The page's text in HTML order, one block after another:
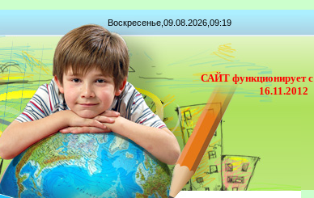
Воскресенье,09.08.2026,09:19
САЙТ функционирует с
16.11.2012